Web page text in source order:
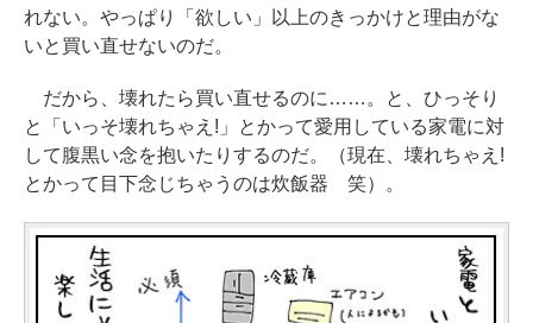
れない。やっぱり「欲しい」以上のきっかけと理由がな
いと買い直せないのだ。
だから、壊れたら買い直せるのに……。と、ひっそり
と「いっそ壊れちゃえ!」とかって愛用している家電に対
して腹黒い念を抱いたりするのだ。（現在、壊れちゃえ!
とかって目下念じちゃうのは炊飯器 笑）。